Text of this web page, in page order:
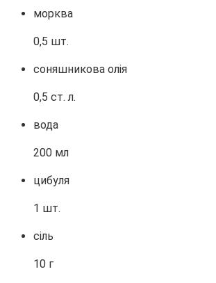
морква
0,5 шт.
соняшникова олія
0,5 ст. л.
вода
200 мл
цибуля
1 шт.
сіль
10 г